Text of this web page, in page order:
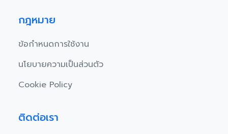
กฎหมาย
ข้อกำหนดการใช้งาน
นโยบายความเป็นส่วนตัว
Cookie Policy
ติดต่อเรา